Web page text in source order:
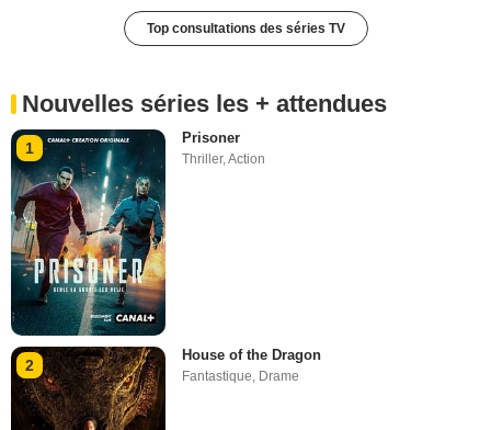
Top consultations des séries TV
Nouvelles séries les + attendues
1
Prisoner
Thriller,Action
2
House of the Dragon
Fantastique, Drame